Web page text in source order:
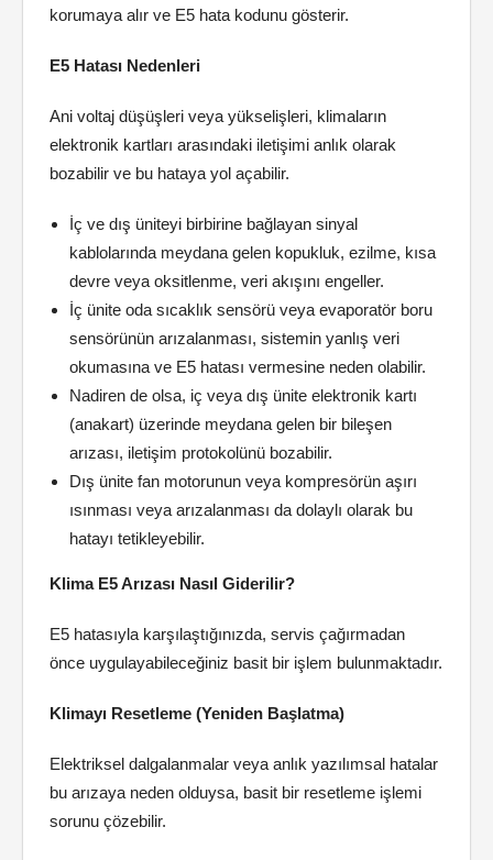
korumaya alır ve E5 hata kodunu gösterir.
E5 Hatası Nedenleri
Ani voltaj düşüşleri veya yükselişleri, klimaların
elektronik kartları arasındaki iletişimi anlık olarak
bozabilir ve bu hataya yol açabilir.
İç ve dış üniteyi birbirine bağlayan sinyal
kablolarında meydana gelen kopukluk, ezilme, kısa
devre veya oksitlenme, veri akışını engeller.
İç ünite oda sıcaklık sensörü veya evaporatör boru
sensörünün arızalanması, sistemin yanlış veri
okumasına ve E5 hatası vermesine neden olabilir.
Nadiren de olsa, iç veya dış ünite elektronik kartı
(anakart) üzerinde meydana gelen bir bileşen
arızası, iletişim protokolünü bozabilir.
Dış ünite fan motorunun veya kompresörün aşırı
ısınması veya arızalanması da dolaylı olarak bu
hatayı tetikleyebilir.
Klima E5 Arızası Nasıl Giderilir?
E5 hatasıyla karşılaştığınızda, servis çağırmadan
önce uygulayabileceğiniz basit bir işlem bulunmaktadır.
Klimayı Resetleme (Yeniden Başlatma)
Elektriksel dalgalanmalar veya anlık yazılımsal hatalar
bu arızaya neden olduysa, basit bir resetleme işlemi
sorunu çözebilir.